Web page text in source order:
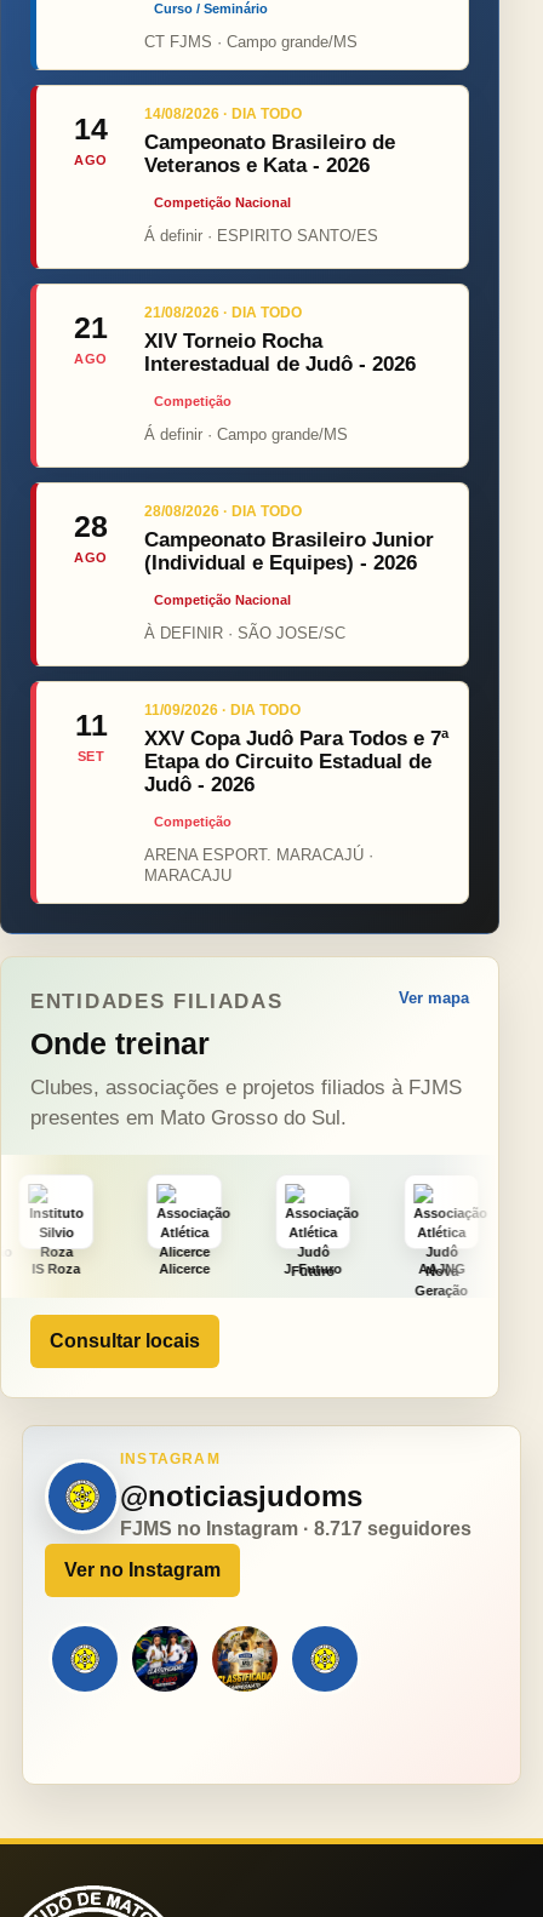
Curso / Seminário
CT FJMS · Campo grande/MS
14
AGO
14/08/2026 · DIA TODO
Campeonato Brasileiro de
Veteranos e Kata - 2026
Competição Nacional
Á definir · ESPIRITO SANTO/ES
21
AGO
21/08/2026 · DIA TODO
XIV Torneio Rocha
Interestadual de Judô - 2026
Competição
Á definir · Campo grande/MS
28
AGO
28/08/2026 · DIA TODO
Campeonato Brasileiro Junior
(Individual e Equipes) - 2026
Competição Nacional
À DEFINIR · SÃO JOSE/SC
11
SET
11/09/2026 · DIA TODO
XXV Copa Judô Para Todos e 7ª
Etapa do Circuito Estadual de
Judô - 2026
Competição
ARENA ESPORT. MARACAJÚ ·
MARACAJU
ENTIDADES FILIADAS
Onde treinar
Ver mapa
Clubes, associações e projetos filiados à FJMS
presentes em Mato Grosso do Sul.
Alicerce J. Futuro AAJNG TSURU
Consultar locais
INSTAGRAM
@noticiasjudoms
FJMS no Instagram · 8.717 seguidores
Ver no Instagram